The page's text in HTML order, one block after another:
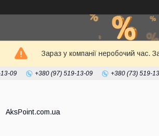
Зараз у компанії неробочий час.
09 +380 (97) 519-13-09 +380 (73) 519-
AksPoint.com.ua